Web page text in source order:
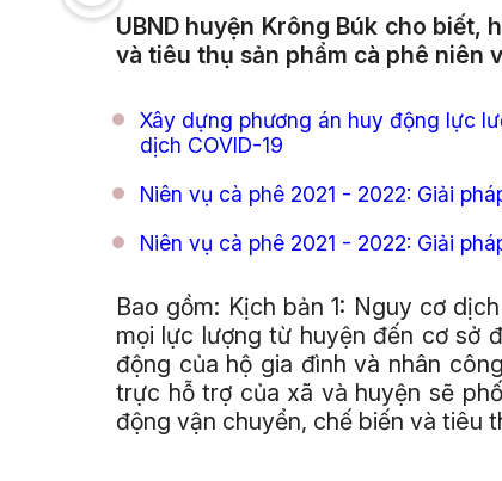
UBND huyện Krông Búk cho
và tiêu thụ sản phẩm cà phê niên
Xây dựng phương án huy động lực
dịch COVID-19
Niên vụ cà phê 2021 - 2022: Giải
Niên vụ cà phê 2021 - 2022: Giải
Bao gồm: Kịch bản 1: Nguy cơ
mọi lực lượng từ huyện đến cơ sở
động của hộ gia đình và nhân
trực hỗ trợ của xã và huyện sẽ
động vận chuyển, chế biến và tiêu